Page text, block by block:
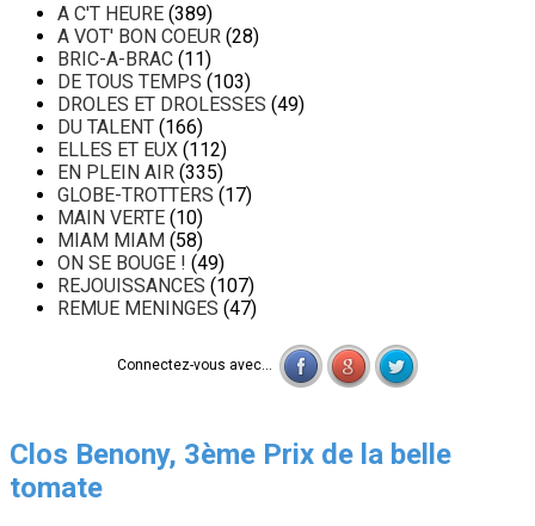
A C'T HEURE (389)
A VOT' BON COEUR (28)
BRIC-A-BRAC (11)
DE TOUS TEMPS (103)
DROLES ET DROLESSES (49)
DU TALENT (166)
ELLES ET EUX (112)
EN PLEIN AIR (335)
GLOBE-TROTTERS (17)
MAIN VERTE (10)
MIAM MIAM (58)
ON SE BOUGE ! (49)
REJOUISSANCES (107)
REMUE MENINGES (47)
Connectez-vous avec...
Clos Benony, 3ème Prix de la belle
tomate